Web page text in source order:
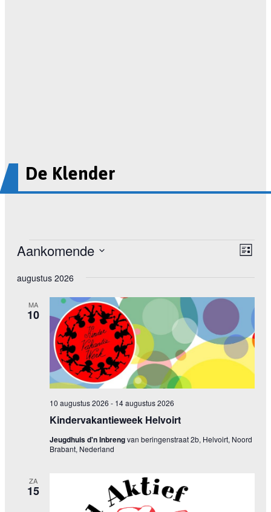
De Klender